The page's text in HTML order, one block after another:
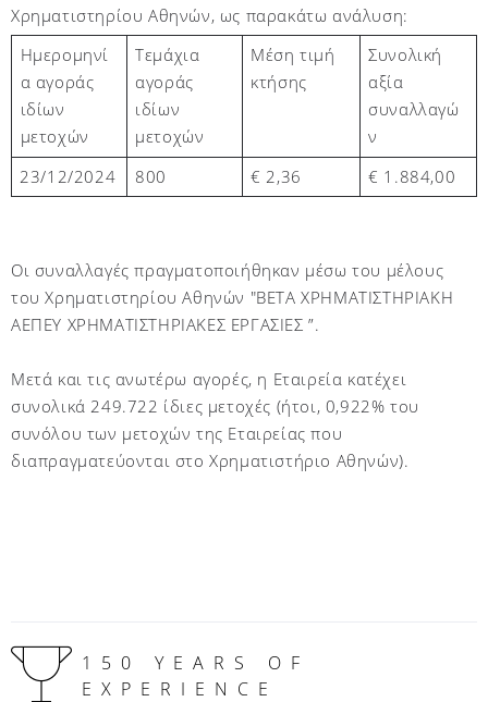
Χρηματιστηρίου Αθηνών, ως παρακάτω ανάλυση:
Ημερομηνί
α αγοράς
ιδίων
μετοχών
Τεμάχια
αγοράς
ιδίων
μετοχών
Μέση τιμή
κτήσης
Συνολική
αξία
συναλλαγώ
ν
23/12/2024
800 € 2,36 € 1.884,00
Οι συναλλαγές πραγματοποιήθηκαν μέσω του μέλους
του Χρηματιστηρίου Αθηνών "BETA ΧΡΗΜΑΤΙΣΤΗΡΙΑΚΗ
ΑΕΠΕΥ ΧΡΗΜΑΤΙΣΤΗΡΙΑΚΕΣ ΕΡΓΑΣΙΕΣ ”.
Μετά και τις ανωτέρω αγορές, η Εταιρεία κατέχει
συνολικά 249.722 ίδιες μετοχές (ήτοι, 0,922% του
συνόλου των μετοχών της Εταιρείας που
διαπραγματεύονται στο Χρηματιστήριο Αθηνών).
150 YEARS OF
EXPERIENCE